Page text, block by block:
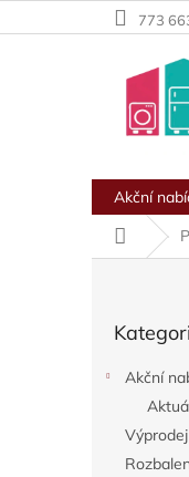
na
773
Akční
Domů
kategorie
Akční
Výprodej